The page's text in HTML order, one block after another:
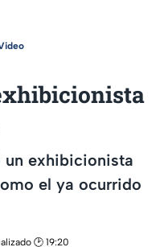
un exhibicionista
el ya ocurrido
🕑 19:20